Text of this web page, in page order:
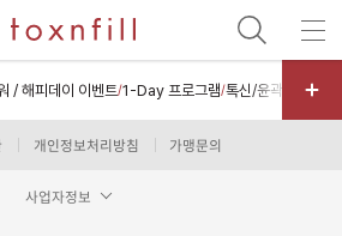
/ 해피데이 이벤트/1-Day 프로그램/톡신/윤곽주사/필
개인정보처리방침 가맹문의
사업자정보
선택